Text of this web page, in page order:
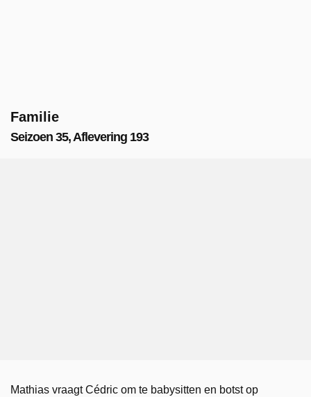
Familie
Seizoen 35, Aflevering 193
Mathias vraagt Cédric om te babysitten en botst op